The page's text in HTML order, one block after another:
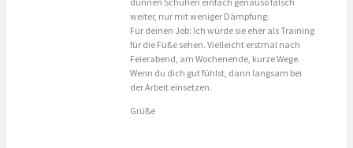
weiter, nur mit weniger Dämpfung.
Für deinen Job: Ich würde sie eher als Training
für die Füße sehen. Vielleicht erstmal nach
Feierabend, am Wochenende, kurze Wege.
Wenn du dich gut fühlst, dann langsam bei
der Arbeit einsetzen.
Grüße